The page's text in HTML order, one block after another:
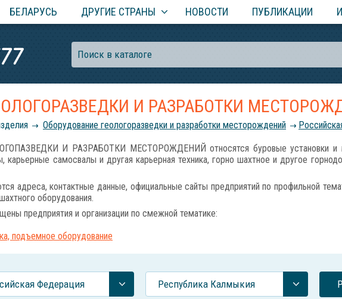
БЕЛАРУСЬ ДРУГИЕ СТРАНЫ НОВОСТИ ПУБЛИКАЦИИ
И РАЗРАБОТКИ
Оборудование геологоразведки и разработки месторождений
И РАЗРАБОТКИ МЕСТОРОЖДЕНИЙ относятся буровые установки и
самосвалы и другая карьерная техника, горно шахтное и другое
адреса, контактные данные, официальные сайты предприятий по профильной
оборудования.
предприятия и организации по смежной тематике:
подъемное оборудование
Федерация Республика Калмыкия